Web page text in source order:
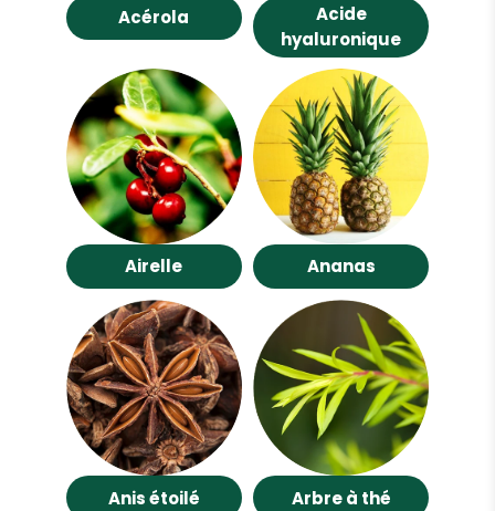
Acérola
Acide
hyaluronique
Airelle Ananas
Anis étoilé Arbre à thé